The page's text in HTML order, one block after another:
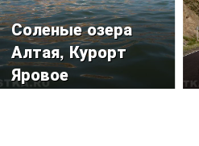
Соленые озера
Алтая, Курорт
Яровое